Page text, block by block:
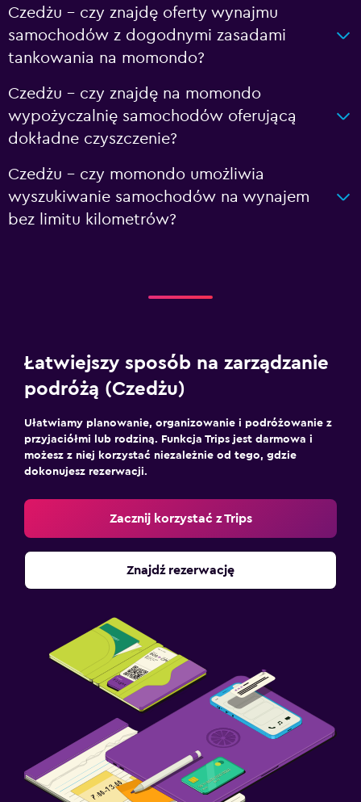
Czedżu – czy znajdę oferty wynajmu
samochodów z dogodnymi zasadami
tankowania na momondo?
Czedżu – czy znajdę na momondo
wypożyczalnię samochodów oferującą
dokładne czyszczenie?
Czedżu – czy momondo umożliwia
wyszukiwanie samochodów na wynajem
bez limitu kilometrów?
Łatwiejszy sposób na zarządzanie
podróżą (Czedżu)
Ułatwiamy planowanie, organizowanie i podróżowanie z
przyjaciółmi lub rodziną. Funkcja Trips jest darmowa i
możesz z niej korzystać niezależnie od tego, gdzie
dokonujesz rezerwacji.
Zacznij korzystać z Trips
Znajdź rezerwację